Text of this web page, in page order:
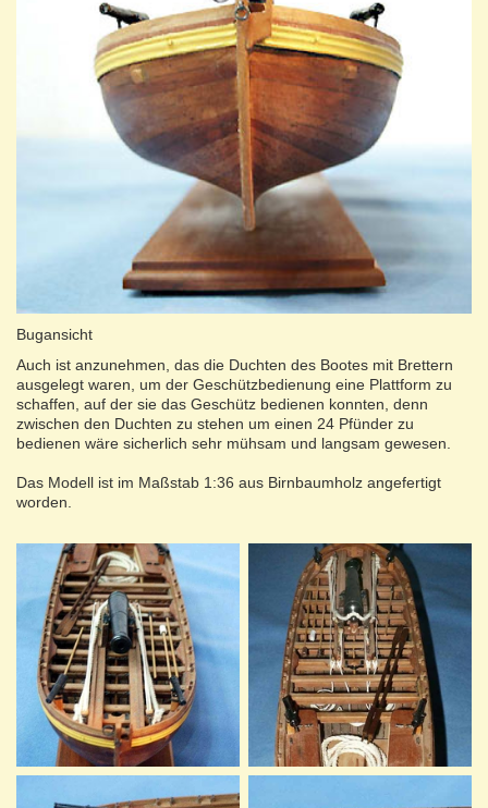
Bugansicht
Auch ist anzunehmen, das die Duchten des Bootes mit Brettern
ausgelegt waren, um der Geschützbedienung eine Plattform zu
schaffen, auf der sie das Geschütz bedienen konnten, denn
zwischen den Duchten zu stehen um einen 24 Pfünder zu
bedienen wäre sicherlich sehr mühsam und langsam gewesen.
Das Modell ist im Maßstab 1:36 aus Birnbaumholz angefertigt
worden.